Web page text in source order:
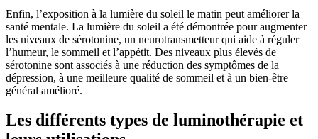
Enfin, l’exposition à la lumière du soleil le matin peut améliorer la
santé mentale. La lumière du soleil a été démontrée pour augmenter
les niveaux de sérotonine, un neurotransmetteur qui aide à réguler
l’humeur, le sommeil et l’appétit. Des niveaux plus élevés de
sérotonine sont associés à une réduction des symptômes de la
dépression, à une meilleure qualité de sommeil et à un bien-être
général amélioré.
Les différents types de luminothérapie et